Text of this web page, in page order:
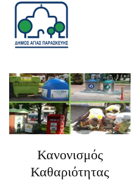
Κανονισμός
Καθαριότητας